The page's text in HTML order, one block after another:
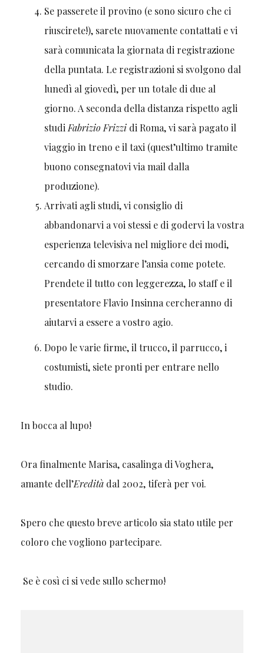
Se passerete il provino (e sono sicuro che ci
riuscirete!), sarete nuovamente contattati e vi
sarà comunicata la giornata di registrazione
della puntata. Le registrazioni si svolgono dal
lunedì al giovedì, per un totale di due al
giorno. A seconda della distanza rispetto agli
studiFabrizio Frizzidi Roma, vi sarà pagato il
viaggio in treno e il taxi (quest’ultimo tramite
buono consegnatovi via mail dalla
produzione).
Arrivati agli studi, vi consiglio di
abbandonarvi a voi stessi e di godervi la vostra
esperienza televisiva nel migliore dei modi,
cercando di smorzare l’ansia come potete.
Prendete il tutto con leggerezza, lo staff e il
presentatore Flavio Insinna cercheranno di
aiutarvi a essere a vostro agio.
Dopo le varie firme, il trucco, il parrucco, i
costumisti, siete pronti per entrare nello
studio.
In bocca al lupo!
Ora finalmente Marisa, casalinga di Voghera,
amante dell’Eredità dal 2002, tiferà per voi.
Spero che questo breve articolo sia stato utile per
coloro che vogliono partecipare.
Se è così ci si vede sullo schermo!